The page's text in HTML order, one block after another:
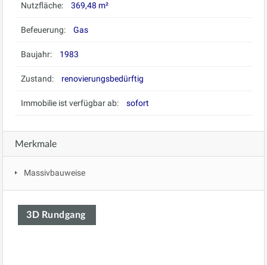
Nutzfläche: 369,48 m²
Befeuerung: Gas
Baujahr: 1983
Zustand: renovierungsbedürftig
Immobilie ist verfügbar ab: sofort
Merkmale
Massivbauweise
3D Rundgang